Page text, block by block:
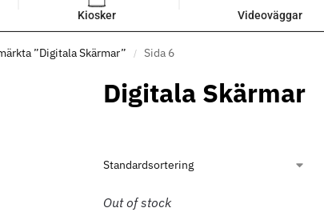
Kiosker Videoväggar
”Digitala Skärmar” / Sida 6
Digitala Skärmar
Out of stock